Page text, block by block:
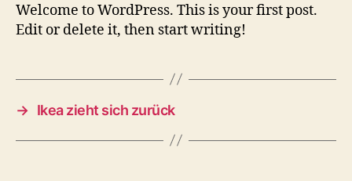
Welcome to WordPress. This is your first post.
Edit or delete it, then start writing!
→ Ikea zieht sich zurück